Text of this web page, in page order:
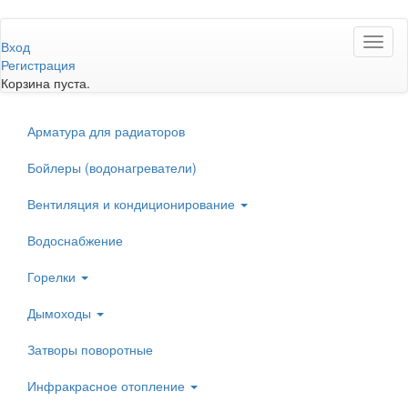
к
основному
содержанию
Вход
Регистрация
Корзина пуста.
Арматура для радиаторов
Бойлеры (водонагреватели)
Вентиляция и кондиционирование
Водоснабжение
Горелки
Дымоходы
Затворы поворотные
Инфракрасное отопление